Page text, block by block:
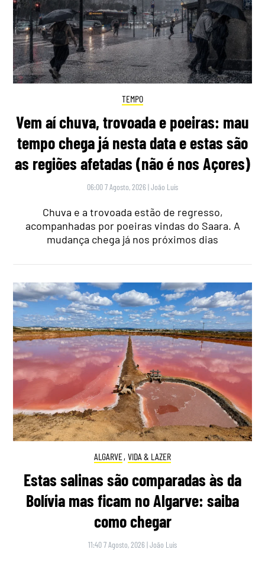
TEMPO
Vem aí chuva, trovoada e poeiras: mau
tempo chega já nesta data e estas são
as regiões afetadas (não é nos Açores)
06:00 7 Agosto, 2026 |João Luís
Chuva e a trovoada estão de regresso,
acompanhadas por poeiras vindas do Saara. A
mudança chega já nos próximos dias
ALGARVE, VIDA & LAZER
Estas salinas são comparadas às da
Bolívia mas ficam no Algarve: saiba
como chegar
11:40 7 Agosto, 2026 |João Luís